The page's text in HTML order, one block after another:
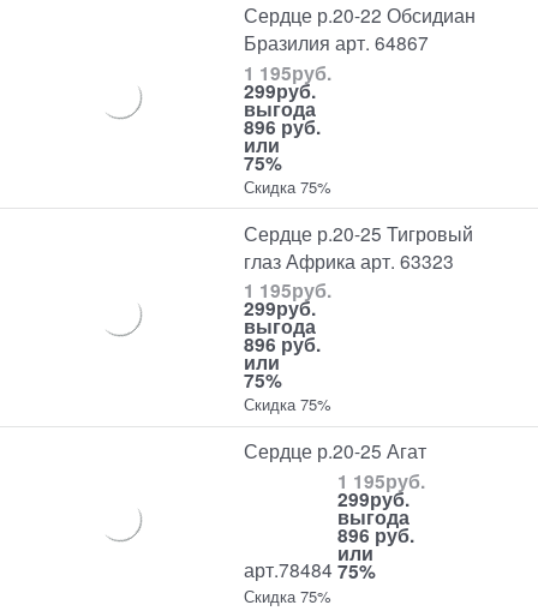
Сердце р.20-22 Обсидиан
Бразилия арт. 64867
1 195руб.
299руб.
выгода
896 руб.
или
75%
Скидка 75%
Сердце р.20-25 Тигровый
глаз Африка арт. 63323
1 195руб.
299руб.
выгода
896 руб.
или
75%
Скидка 75%
Сердце р.20-25 Агат
арт.78484
1 195руб.
299руб.
выгода
896 руб.
или
75%
Скидка 75%